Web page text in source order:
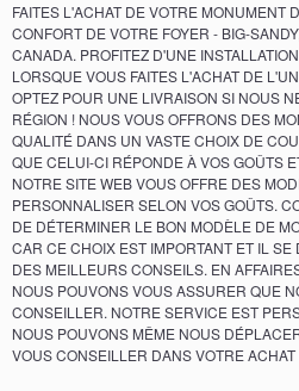
FAITES L'ACHAT DE VOTRE MONUMENT
CONFORT DE VOTRE FOYER - BIG-
CANADA. PROFITEZ D'UNE
LORSQUE VOUS FAITES L'ACHAT DE
OPTEZ POUR UNE LIVRAISON SI NOUS
RÉGION ! NOUS VOUS OFFRONS DES
QUALITÉ DANS UN VASTE CHOIX DE
QUE CELUI-CI RÉPONDE À VOS GOÛTS
NOTRE SITE WEB VOUS OFFRE DES
PERSONNALISER SELON VOS GOÛTS.
DE DÉTERMINER LE BON MODÈLE DE
CAR CE CHOIX EST IMPORTANT ET IL
DES MEILLEURS CONSEILS. EN
NOUS POUVONS VOUS ASSURER QUE
CONSEILLER. NOTRE SERVICE EST
NOUS POUVONS MÊME NOUS
VOUS CONSEILLER DANS VOTRE